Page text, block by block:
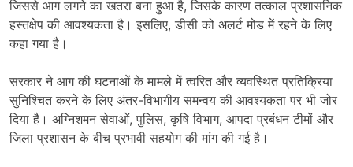
जिससे आग लगने का खतरा बना हुआ है, जिसके कारण तत्काल प्रशासनिक
हस्तक्षेप की आवश्यकता है। इसलिए, डीसी को अलर्ट मोड में रहने के लिए
कहा गया है।
सरकार ने आग की घटनाओं के मामले में त्वरित और व्यवस्थित प्रतिक्रिया
सुनिश्चित करने के लिए अंतर-विभागीय समन्वय की आवश्यकता पर भी जोर
दिया है। अग्निशमन सेवाओं, पुलिस, कृषि विभाग, आपदा प्रबंधन टीमों और
जिला प्रशासन के बीच प्रभावी सहयोग की मांग की गई है।